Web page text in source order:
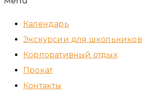
Календарь
Экскурсии для школьников
Корпоративный отдых
Прокат
Контакты